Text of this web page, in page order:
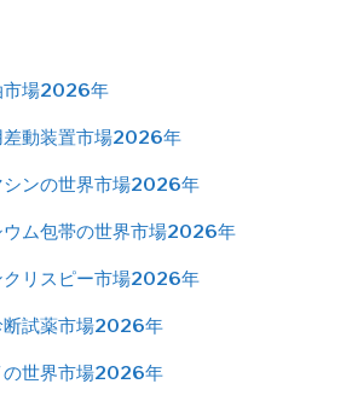
市場2026年
差動装置市場2026年
シンの世界市場2026年
ウム包帯の世界市場2026年
クリスピー市場2026年
断試薬市場2026年
の世界市場2026年